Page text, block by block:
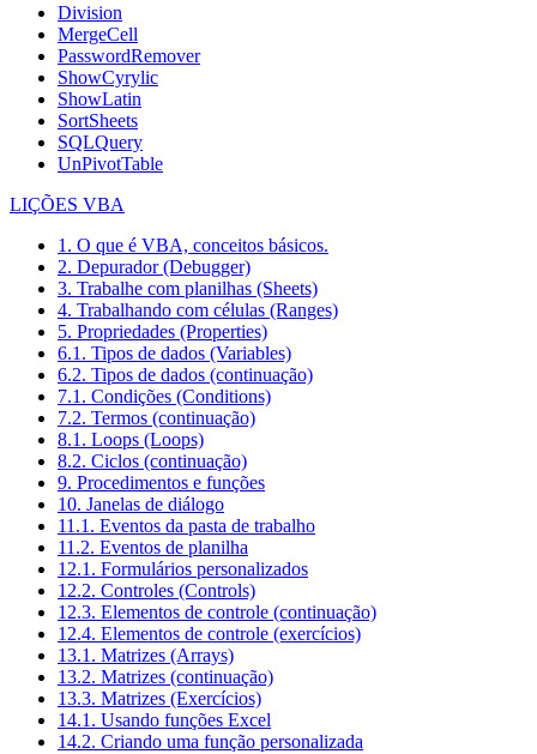
Division
MergeCell
PasswordRemover
ShowCyrylic
ShowLatin
SortSheets
SQLQuery
UnPivotTable
LIÇÕES VBA
1. O que é VBA, conceitos básicos.
2. Depurador (Debugger)
3. Trabalhe com planilhas (Sheets)
4. Trabalhando com células (Ranges)
5. Propriedades (Properties)
6.1. Tipos de dados (Variables)
6.2. Tipos de dados (continuação)
7.1. Condições (Conditions)
7.2. Termos (continuação)
8.1. Loops (Loops)
8.2. Ciclos (continuação)
9. Procedimentos e funções
10. Janelas de diálogo
11.1. Eventos da pasta de trabalho
11.2. Eventos de planilha
12.1. Formulários personalizados
12.2. Controles (Controls)
12.3. Elementos de controle (continuação)
12.4. Elementos de controle (exercícios)
13.1. Matrizes (Arrays)
13.2. Matrizes (continuação)
13.3. Matrizes (Exercícios)
14.1. Usando funções Excel
14.2. Criando uma função personalizada